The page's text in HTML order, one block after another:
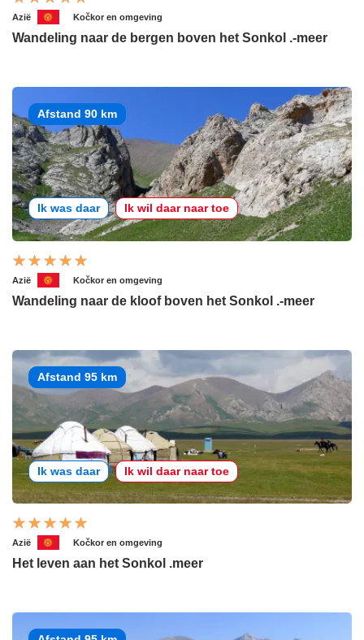
Azië Kočkor en omgeving
Wandeling naar de bergen boven het Sonkol .-meer
Afstand 90 km
Ik was daar Ik wil daar naar toe
Azië Kočkor en omgeving
Wandeling naar de kloof boven het Sonkol .-meer
Afstand 95 km
Ik was daar Ik wil daar naar toe
Azië Kočkor en omgeving
Het leven aan het Sonkol .meer